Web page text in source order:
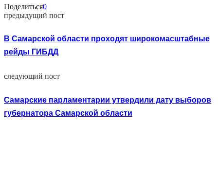
Поделиться0
предыдущий пост
В Самарской области проходят широкомасштабные
рейды ГИБДД
следующий пост
Самарские парламентарии утвердили дату выборов
губернатора Самарской области